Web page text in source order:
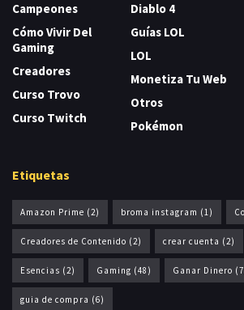
Campeones
Cómo Vivir Del
Gaming
Creadores
Curso Trovo
Curso Twitch
Diablo 4
Guías LOL
LOL
Monetiza Tu Web
Otros
Pokémon
Etiquetas
Amazon Prime (2) broma instagram (1)
Creadores de Contenido (2) crear cuenta (2)
Esencias (2) Gaming (48) Ganar Dinero
guia de compra (6)